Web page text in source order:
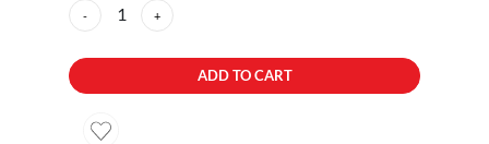
- 1 +
ADD TO CART